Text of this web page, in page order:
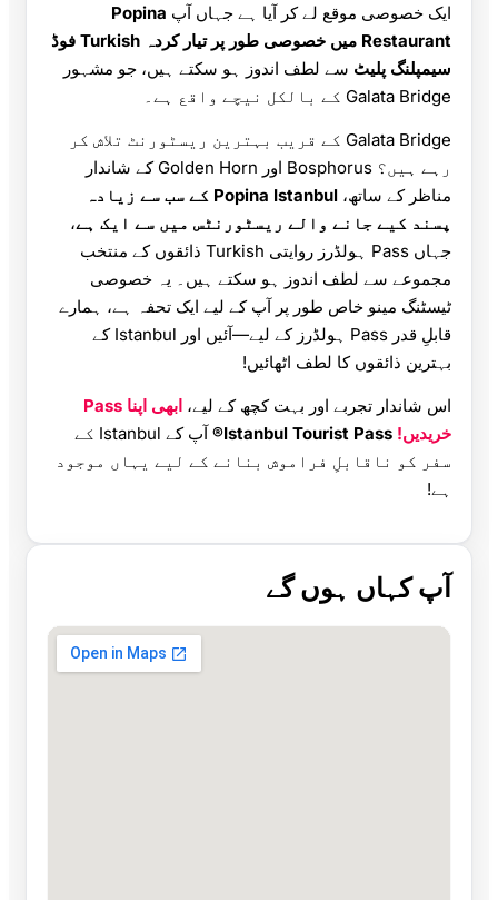
ایک خصوصی موقع لے کر آیا ہے جہاں آپ Popina
Restaurant میں خصوصی طور پر تیار کردہ Turkish فوڈ
سیمپلنگ پلیٹ سے لطف اندوز ہو سکتے ہیں، جو مشہور
Galata Bridge کے بالکل نیچے واقع ہے۔
Galata Bridge کے قریب بہترین ریسٹورنٹ تلاش کر
رہے ہیں؟ Bosphorus اور Golden Horn کے شاندار
مناظر کے ساتھ،
Popina Istanbul کے سب سے زیادہ
پسند کیے جانے والے ریسٹورنٹس میں سے ایک ہے،
جہاں Pass ہولڈرز روایتی Turkish ذائقوں کے منتخب
مجموعے سے لطف اندوز ہو سکتے ہیں۔ یہ خصوصی
ٹیسٹنگ مینو خاص طور پر آپ کے لیے ایک تحفہ ہے، ہمارے
قابلِ قدر Pass ہولڈرز کے لیے—آئیں اور Istanbul کے
بہترین ذائقوں کا لطف اٹھائیں!
اس شاندار تجربے اور بہت کچھ کے لیے،
ابھی اپنا Pass
خریدیں! Istanbul Tourist Pass®
آپ کے Istanbul کے
سفر کو ناقابلِ فراموش بنانے کے لیے یہاں موجود
ہے!
آپ کہاں ہوں گے